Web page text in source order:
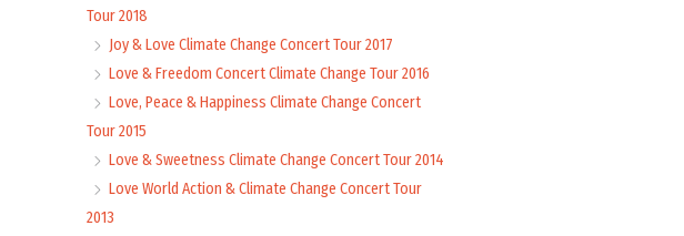
Tour 2018
Joy & Love Climate Change Concert Tour 2017
Love & Freedom Concert Climate Change Tour 2016
Love, Peace & Happiness Climate Change Concert
Tour 2015
Love & Sweetness Climate Change Concert Tour 2014
Love World Action & Climate Change Concert Tour
2013